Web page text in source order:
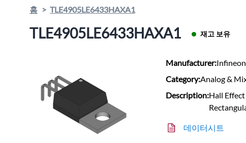
홈 TLE4905LE6433HAXA1
TLE4905LE6433HAXA1 재고 보유
Manufacturer:Infineon
Category:Analog &
Description:Hall
데이터시트